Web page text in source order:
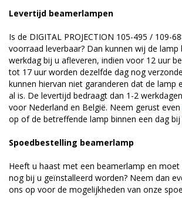
Levertijd beamerlampen
Is de DIGITAL PROJECTION 105-495 / 109-
voorraad leverbaar? Dan kunnen wij de lamp
werkdag bij u afleveren, indien voor 12 uur
tot 17 uur worden dezelfde dag nog
kunnen hiervan niet garanderen dat de lamp
al is. De levertijd bedraagt dan 1-2
voor Nederland en België. Neem gerust even
op of de betreffende lamp binnen een dag bij
Spoedbestelling beamerlamp
Heeft u haast met een beamerlamp en moet
nog bij u geïnstalleerd worden? Neem dan
ons op voor de mogelijkheden van onze